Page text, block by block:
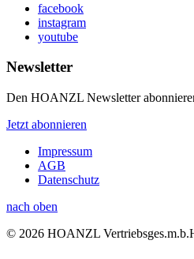
facebook
instagram
youtube
Newsletter
Den HOANZL Newsletter
Jetzt abonnieren
Impressum
AGB
Datenschutz
nach oben
© 2026 HOANZL